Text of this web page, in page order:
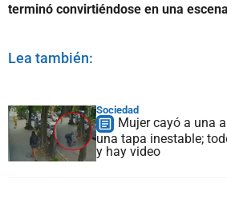
terminó convirtiéndose en una
Lea también:
Sociedad
Mujer cayó a una
una tapa inestable;
y hay video